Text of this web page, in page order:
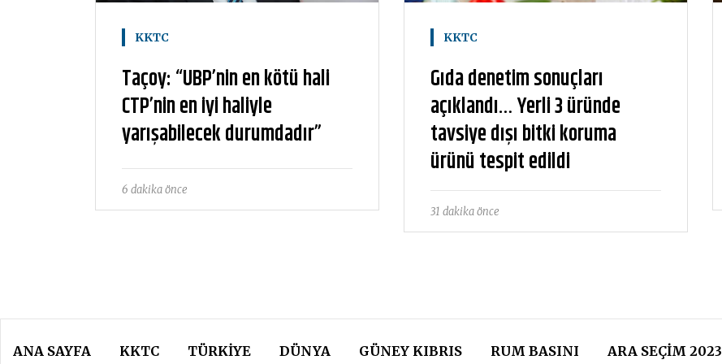
KKTC
Taçoy: “UBP’nin en kötü hali
CTP’nin en iyi haliyle
yarışabilecek durumdadır”
6 dakika önce
KKTC
Gıda denetim sonuçları
açıklandı… Yerli 3 üründe
tavsiye dışı bitki koruma
ürünü tespit edildi
31 dakika önce
ANA SAYFA KKTC TÜRKIYE DÜNYA GÜNEY KIBRIS RUM BASINI ARA SEÇIM 2023